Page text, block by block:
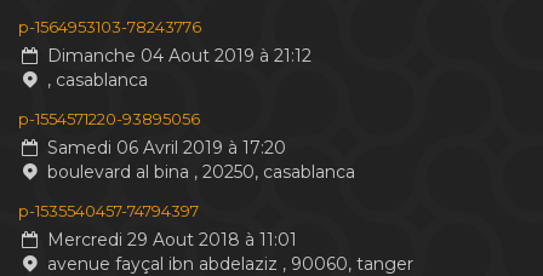
p-1564953103-78243776
Dimanche 04 Aout 2019 à 21:12
, casablanca
p-1554571220-93895056
Samedi 06 Avril 2019 à 17:20
boulevard al bina , 20250, casablanca
p-1535540457-74794397
Mercredi 29 Aout 2018 à 11:01
avenue fayçal ibn abdelaziz , 90060, tanger